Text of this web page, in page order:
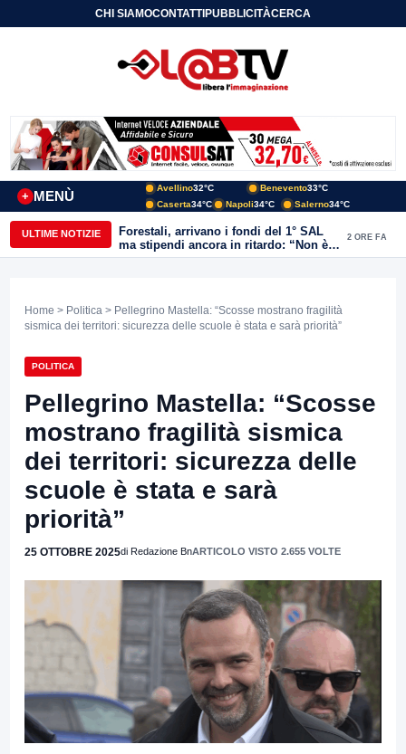
CHI SIAMOCONTATTIPUBBLICITÀCERCA
MENÙ
+
Avellino32°C Benevento33°C
Caserta34°C Napoli34°C Salerno34°C
ULTIME NOTIZIE
Forestali, arrivano i fondi del 1° SAL
ma stipendi ancora in ritardo: “Non è
più sostenibile”
2 ORE FA
Home > Politica > Pellegrino Mastella: “Scosse mostrano fragilità
sismica dei territori: sicurezza delle scuole è stata e sarà priorità”
POLITICA
Pellegrino Mastella: “Scosse
mostrano fragilità sismica
dei territori: sicurezza delle
scuole è stata e sarà
priorità”
25 OTTOBRE 2025di Redazione BnARTICOLO VISTO 2.655 VOLTE